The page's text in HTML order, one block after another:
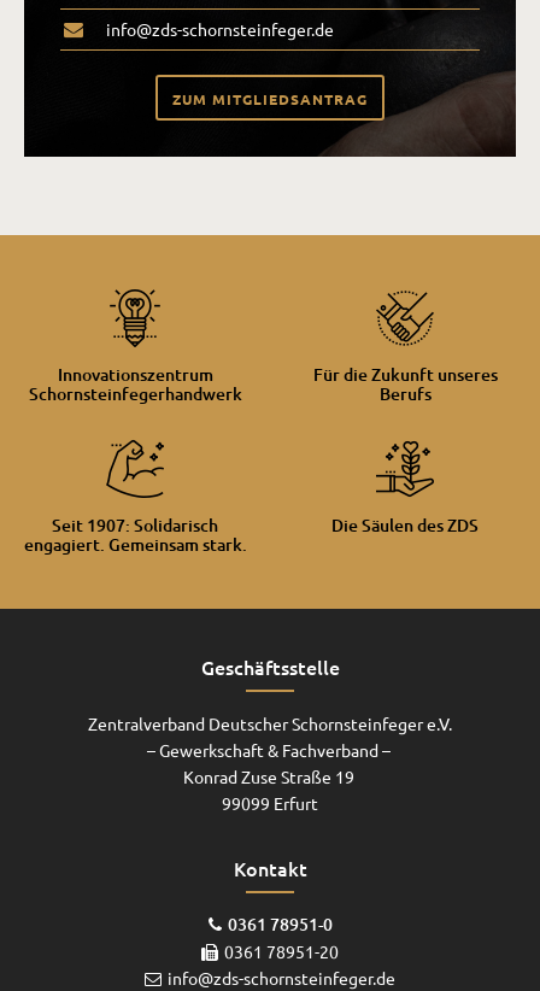
info@zds-schornsteinfeger.de
ZUM MITGLIEDSANTRAG
Innovationszentrum
Schornsteinfegerhandwerk
Für die Zukunft unseres
Berufs
Seit 1907: Solidarisch
engagiert. Gemeinsam stark.
Die Säulen des ZDS
Geschäftsstelle
Zentralverband Deutscher Schornsteinfeger e.V.
– Gewerkschaft & Fachverband –
Konrad Zuse Straße 19
99099 Erfurt
Kontakt
0361 78951-0
0361 78951-20
info@zds-schornsteinfeger.de